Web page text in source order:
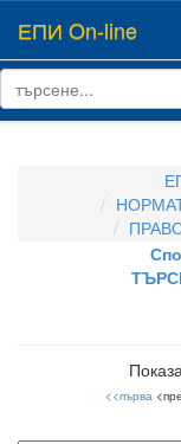
ЕПИ On-line
<<първа